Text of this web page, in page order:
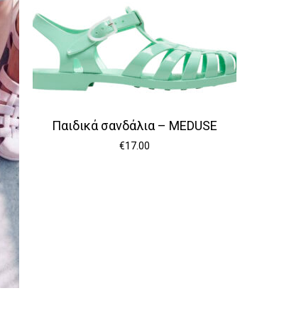
Παιδικά σανδάλια – MEDUSE
€17.00